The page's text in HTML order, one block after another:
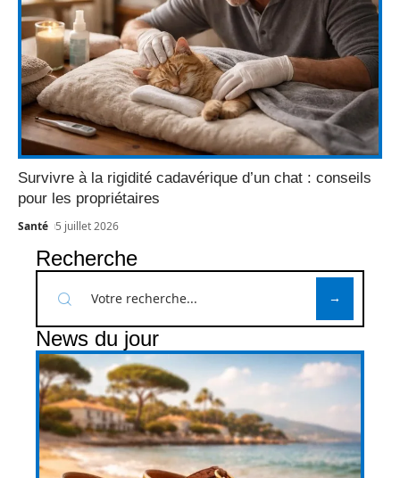
Survivre à la rigidité cadavérique d’un chat : conseils
pour les propriétaires
Santé 5 juillet 2026
Recherche
News du jour